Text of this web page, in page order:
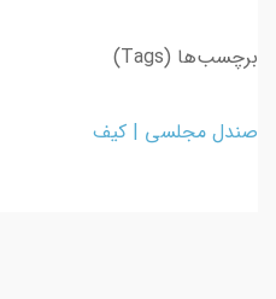
برچسب‌ها (Tags)
صندل مجلسی | کیف